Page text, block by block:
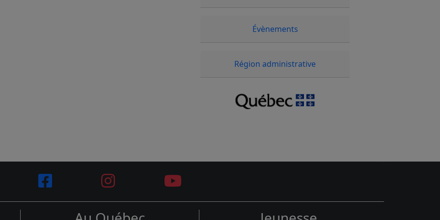
Évènements
Région administrative